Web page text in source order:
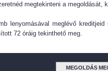
megtekinteni a megoldását,
lenyomásával meglévő
72 óráig tekinthető meg.
MEGOLDÁS